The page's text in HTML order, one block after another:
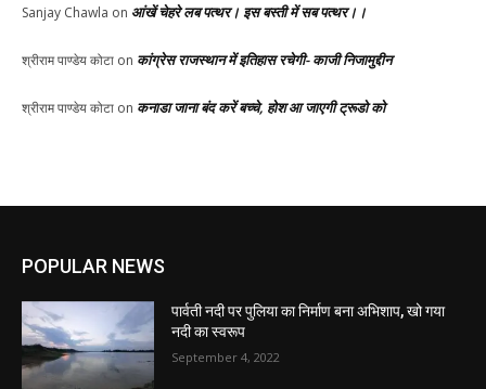
Sanjay Chawla on आंखें चेहरे लब पत्थर। इस बस्ती में सब पत्थर।।
श्रीराम पाण्डेय कोटा on कांग्रेस राजस्थान में इतिहास रचेगी- काजी निजामुद्दीन
श्रीराम पाण्डेय कोटा on कनाडा जाना बंद करें बच्चे, होश आ जाएगी ट्रूडो को
POPULAR NEWS
पार्वती नदी पर पुलिया का निर्माण बना अभिशाप, खो गया
नदी का स्वरूप
September 4, 2022